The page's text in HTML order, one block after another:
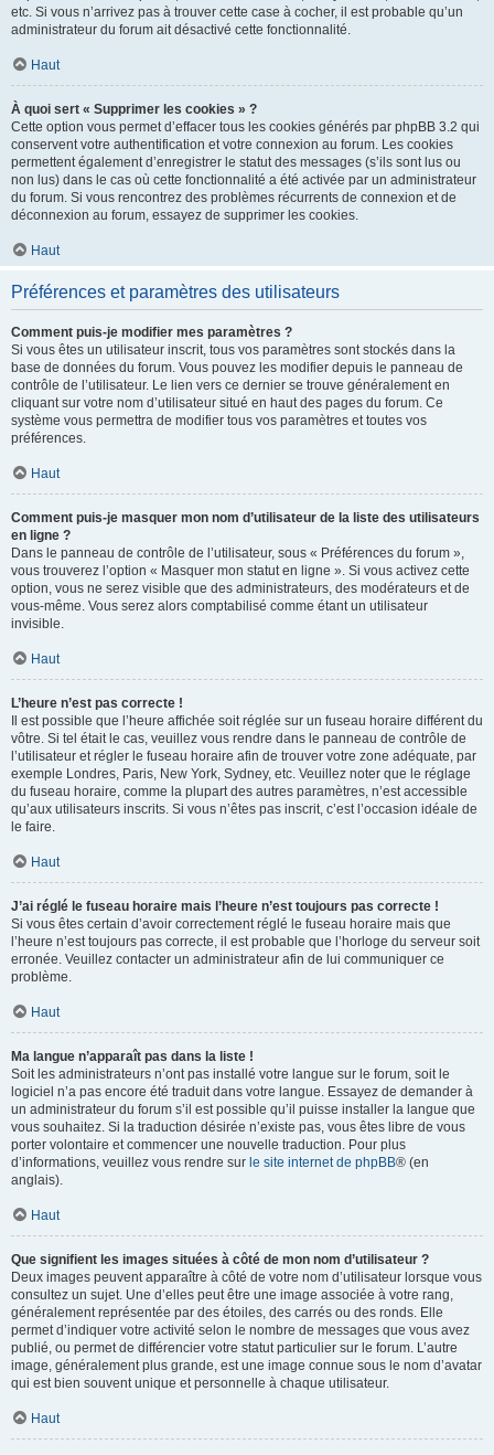
etc. Si vous n’arrivez pas à trouver cette case à cocher, il est probable qu’un
administrateur du forum ait désactivé cette fonctionnalité.
Haut
À quoi sert « Supprimer les cookies » ?
Cette option vous permet d’effacer tous les cookies générés par phpBB 3.2 qui
conservent votre authentification et votre connexion au forum. Les cookies
permettent également d’enregistrer le statut des messages (s’ils sont lus ou
non lus) dans le cas où cette fonctionnalité a été activée par un administrateur
du forum. Si vous rencontrez des problèmes récurrents de connexion et de
déconnexion au forum, essayez de supprimer les cookies.
Haut
Préférences et paramètres des utilisateurs
Comment puis-je modifier mes paramètres ?
Si vous êtes un utilisateur inscrit, tous vos paramètres sont stockés dans la
base de données du forum. Vous pouvez les modifier depuis le panneau de
contrôle de l’utilisateur. Le lien vers ce dernier se trouve généralement en
cliquant sur votre nom d’utilisateur situé en haut des pages du forum. Ce
système vous permettra de modifier tous vos paramètres et toutes vos
préférences.
Haut
Comment puis-je masquer mon nom d’utilisateur de la liste des utilisateurs
en ligne ?
Dans le panneau de contrôle de l’utilisateur, sous « Préférences du forum »,
vous trouverez l’option « Masquer mon statut en ligne ». Si vous activez cette
option, vous ne serez visible que des administrateurs, des modérateurs et de
vous-même. Vous serez alors comptabilisé comme étant un utilisateur
invisible.
Haut
L’heure n’est pas correcte !
Il est possible que l’heure affichée soit réglée sur un fuseau horaire différent du
vôtre. Si tel était le cas, veuillez vous rendre dans le panneau de contrôle de
l’utilisateur et régler le fuseau horaire afin de trouver votre zone adéquate, par
exemple Londres, Paris, New York, Sydney, etc. Veuillez noter que le réglage
du fuseau horaire, comme la plupart des autres paramètres, n’est accessible
qu’aux utilisateurs inscrits. Si vous n’êtes pas inscrit, c’est l’occasion idéale de
le faire.
Haut
J’ai réglé le fuseau horaire mais l’heure n’est toujours pas correcte !
Si vous êtes certain d’avoir correctement réglé le fuseau horaire mais que
l’heure n’est toujours pas correcte, il est probable que l’horloge du serveur soit
erronée. Veuillez contacter un administrateur afin de lui communiquer ce
problème.
Haut
Ma langue n’apparaît pas dans la liste !
Soit les administrateurs n’ont pas installé votre langue sur le forum, soit le
logiciel n’a pas encore été traduit dans votre langue. Essayez de demander à
un administrateur du forum s’il est possible qu’il puisse installer la langue que
vous souhaitez. Si la traduction désirée n’existe pas, vous êtes libre de vous
porter volontaire et commencer une nouvelle traduction. Pour plus
d’informations, veuillez vous rendre sur le site internet de phpBB® (en
anglais).
Haut
Que signifient les images situées à côté de mon nom d’utilisateur ?
Deux images peuvent apparaître à côté de votre nom d’utilisateur lorsque vous
consultez un sujet. Une d’elles peut être une image associée à votre rang,
généralement représentée par des étoiles, des carrés ou des ronds. Elle
permet d’indiquer votre activité selon le nombre de messages que vous avez
publié, ou permet de différencier votre statut particulier sur le forum. L’autre
image, généralement plus grande, est une image connue sous le nom d’avatar
qui est bien souvent unique et personnelle à chaque utilisateur.
Haut